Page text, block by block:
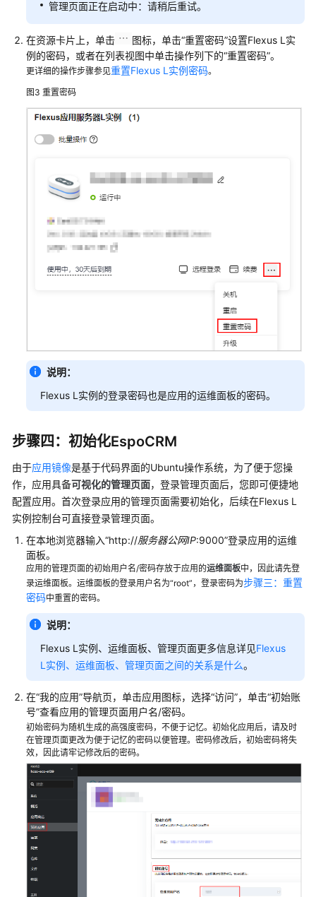
管理页面正在启动中：请稍后重试。
在资源卡片上，单击 图标，单击“重置密码”设置Flexus L实
例的密码，或者在列表视图中单击操作列下的“重置密码”。
更详细的操作步骤参见重置Flexus L实例密码。
图3 重置密码
说明：
Flexus L实例的登录密码也是应用的运维面板的密码。
步骤四：初始化EspoCRM
由于应用镜像是基于代码界面的Ubuntu操作系统，为了便于您操
作，应用具备可视化的管理页面，登录管理页面后，您即可便捷地
配置应用。首次登录应用的管理页面需要初始化，后续在Flexus L
实例控制台可直接登录管理页面。
在本地浏览器输入“http://服务器公网IP:9000”登录应用的运维
面板。
应用的管理页面的初始用户名/密码存放于应用的运维面板中，因此请先登
录运维面板。运维面板的登录用户名为“root”，登录密码为步骤三：重置
密码中重置的密码。
说明：
Flexus L实例、运维面板、管理页面更多信息详见Flexus
L实例、运维面板、管理页面之间的关系是什么。
在“我的应用”导航页，单击应用图标，选择“访问”，单击“初始账
号”查看应用的管理页面用户名/密码。
初始密码为随机生成的高强度密码，不便于记忆。初始化应用后，请及时
在管理页面更改为便于记忆的密码以便管理。密码修改后，初始密码将失
效，因此请牢记修改后的密码。